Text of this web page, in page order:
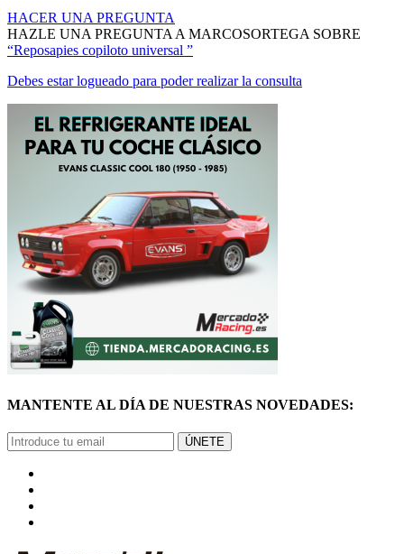
HAZLE UNA PREGUNTA A MARCOSORTEGA SOBRE
“Reposapies copiloto universal ”
Debes estar logueado para poder realizar la consulta